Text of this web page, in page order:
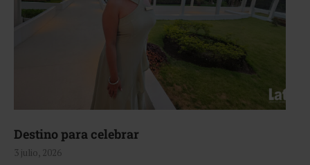
Destino para celebrar
3 julio, 2026